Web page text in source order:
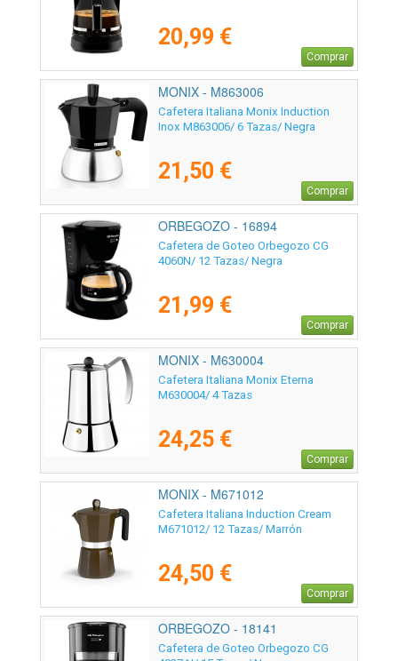
20,99 €
Comprar
MONIX - M863006
Cafetera Italiana Monix Induction
Inox M863006/ 6 Tazas/ Negra
21,50 €
Comprar
ORBEGOZO - 16894
Cafetera de Goteo Orbegozo CG
4060N/ 12 Tazas/ Negra
21,99 €
Comprar
MONIX - M630004
Cafetera Italiana Monix Eterna
M630004/ 4 Tazas
24,25 €
Comprar
MONIX - M671012
Cafetera Italiana Induction Cream
M671012/ 12 Tazas/ Marrón
24,50 €
Comprar
ORBEGOZO - 18141
Cafetera de Goteo Orbegozo CG